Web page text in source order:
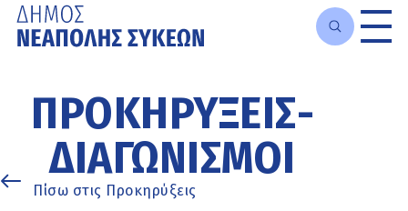
κυρίως
περιεχόμενο
ΠΡΟΚΗΡΎΞΕΙΣ-
ΔΙΑΓΩΝΙΣΜΟΊ
Πίσω στις Προκηρύξεις